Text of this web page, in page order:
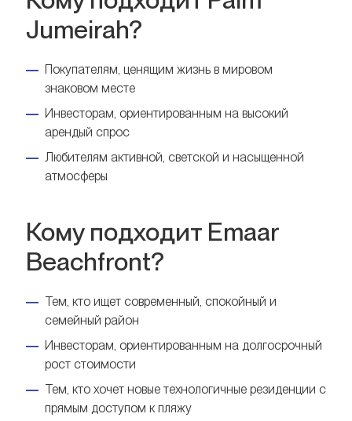
Jumeirah?
Покупателям, ценящим жизнь в мировом
знаковом месте
Инвесторам, ориентированным на высокий
арендый спрос
Любителям активной, светской и насыщенной
атмосферы
Кому подходит Emaar
Beachfront?
Тем, кто ищет современный, спокойный и
семейный район
Инвесторам, ориентированным на долгосрочный
рост стоимости
Тем, кто хочет новые технологичные резиденции с
прямым доступом к пляжу